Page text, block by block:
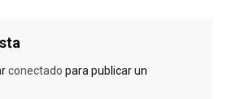
conectado para publicar un